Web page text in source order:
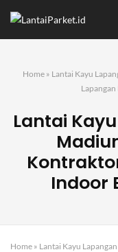
Home» Lantai Kayu
Lantai
Indoor
Home » Lantai Kayu